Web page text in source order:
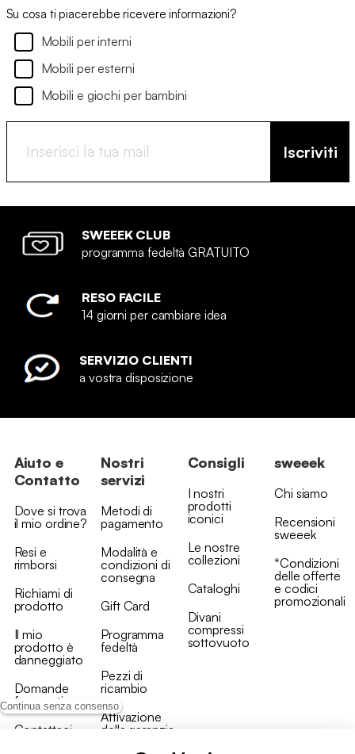
Continua senza consenso
Su cosa ti piacerebbe ricevere informazioni?
Mobili per interni
Mobili per esterni
Mobili e giochi per bambini
Iscriviti
SWEEEK CLUB
programma fedeltà GRATUITO
RESO FACILE
14 giorni per cambiare idea
SERVIZIO CLIENTI
a vostra disposizione
Aiuto e
Contatto
Dove si trova
il mio ordine?
Resi e
rimborsi
Richiami di
prodotto
Il mio
prodotto è
danneggiato
Domande
frequenti
Contattaci
Nostri
servizi
Metodi di
pagamento
Modalità e
condizioni di
consegna
Gift Card
Programma
fedeltà
Pezzi di
ricambio
Attivazione
della garanzia
Consigli
I nostri
prodotti
iconici
Le nostre
collezioni
Cataloghi
Divani
compressi
sottovuoto
sweeek
Chi siamo
Recensioni
sweeek
*Condizioni
delle offerte
e codici
promozionali